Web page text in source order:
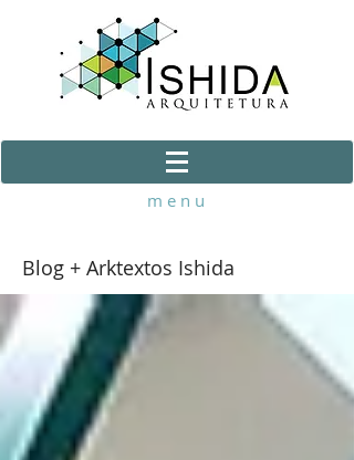
m e n u
Blog + Arktextos Ishida